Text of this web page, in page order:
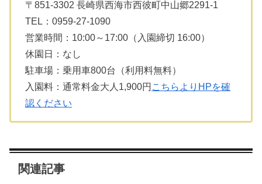
〒851-3302 長崎県西海市西彼町中山郷2291-1
TEL：0959-27-1090
営業時間：10:00～17:00（入園締切 16:00）
休園日：なし
駐車場：乗用車800台（利用料無料）
入園料：通常料金大人1,900円 こちらよりHPを確
認ください
関連記事